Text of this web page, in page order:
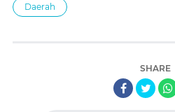
Daerah
SHARE